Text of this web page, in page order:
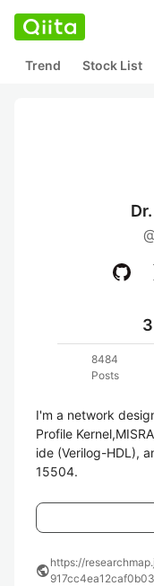
Trend Stock List
8484
Posts
I'm a network
Profile
ide (Verilog-HDL),
15504.
publichttps://